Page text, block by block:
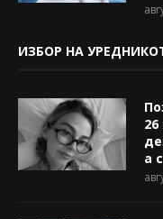
ИЗБОР НА
а